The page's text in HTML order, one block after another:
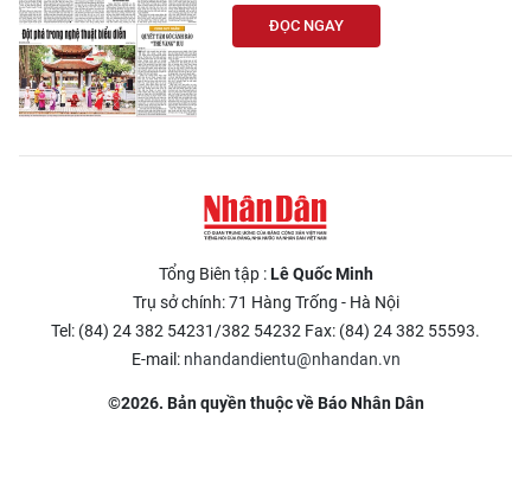
ĐỌC NGAY
Tổng Biên tập :Lê Quốc Minh
Trụ sở chính: 71 Hàng Trống - Hà Nội
Tel: (84) 24 382 54231/382 54232 Fax: (84) 24 382 55593.
E-mail: nhandandientu@nhandan.vn
©2026. Bản quyền thuộc về Báo Nhân Dân